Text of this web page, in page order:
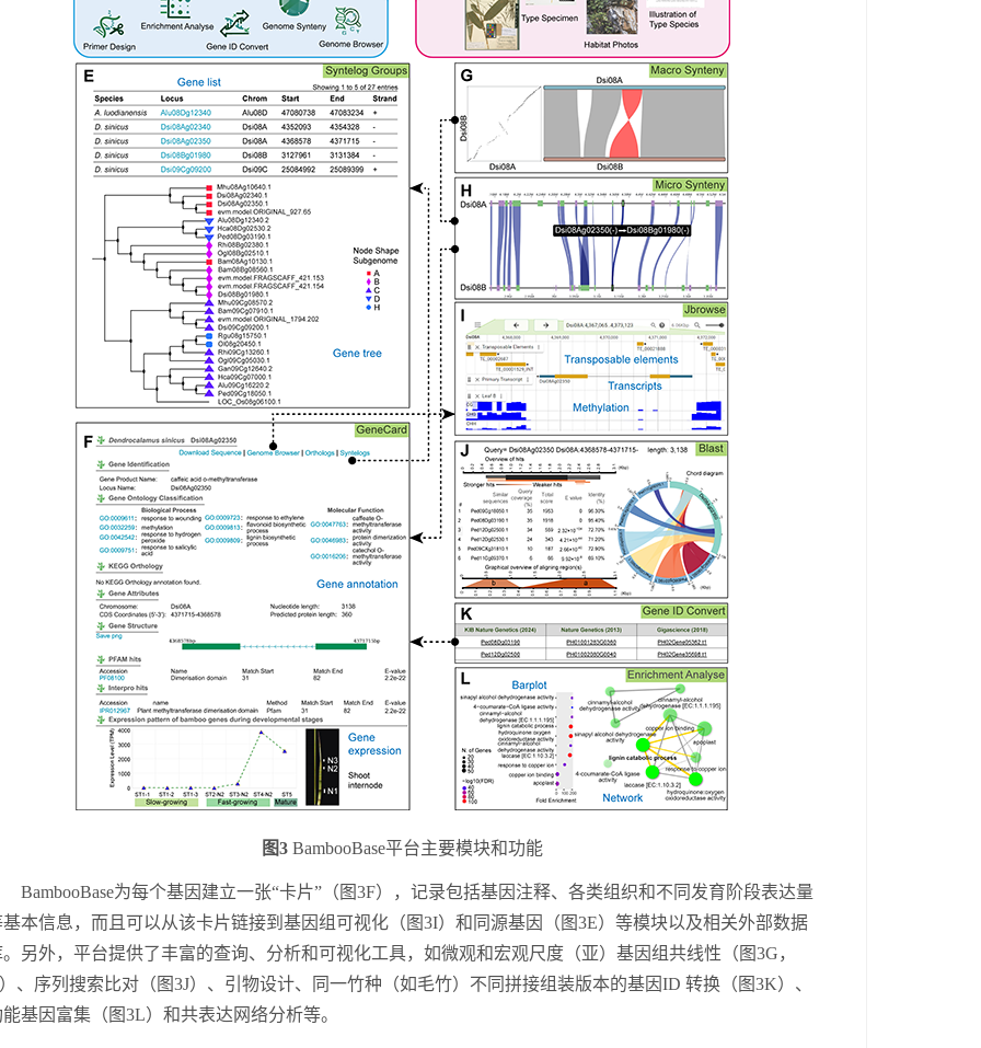
图3BambooBase平台主要模块和功能
BambooBase为每个基因建立一张“卡片”（图3F），记录包括基因 注释、各类组织和不同发育阶段表达量
本信息， 而且可以从该卡片链接到 基因组可视化（图3I）和同源基因（图3E）等模块以及相关外部数据
。另外，平台提供了丰富的查询、分析和可视化工具，如微观和宏观尺度（亚）基因组共线性（图3G，
、序列搜索比对（图3J）、 引物设计、 同一竹种（如毛竹） 不同拼接组装版本的基因ID 转换（图3K）、
能基因富集 （图3L）和共表达网络分析等。